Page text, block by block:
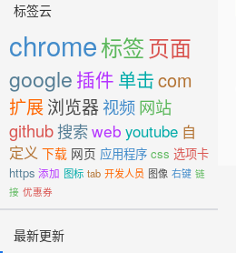
标签云
chrome标签页面
google 插件 单击com
扩展浏览器 视频网站
github搜索web youtube 自
定义 下载 网页 应用程序 css 选项卡
https 添加 图标 tab 开发人员 图像 右键 链
接 优惠券
最新更新